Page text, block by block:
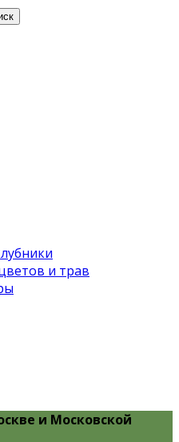
и трав
и Московской